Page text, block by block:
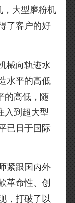
，大型磨粉机
了客户的好
械向轨迹水
水平的高低
的高低，随
入到超大型
已日于国际
紧跟国内外
革命性、创
，打破了以